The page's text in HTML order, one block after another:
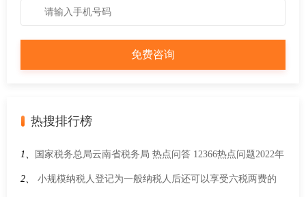
热搜排行榜
1、 国家税务总局云南省税务局 热点问答 12366热点问题2022年
第11期（下半月）
2、 小规模纳税人登记为一般纳税人后还可以享受六税两费的